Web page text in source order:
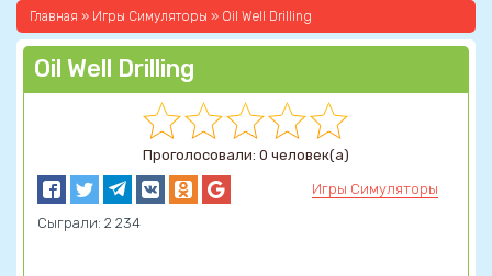
Главная » Игры Симуляторы » Oil Well Drilling
Oil Well Drilling
Проголосовали: 0 человек(а)
Игры Симуляторы
Сыграли: 2 234